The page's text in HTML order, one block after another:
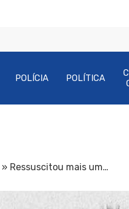
POLÍCIA POLÍTICA
» Ressuscitou mais um…